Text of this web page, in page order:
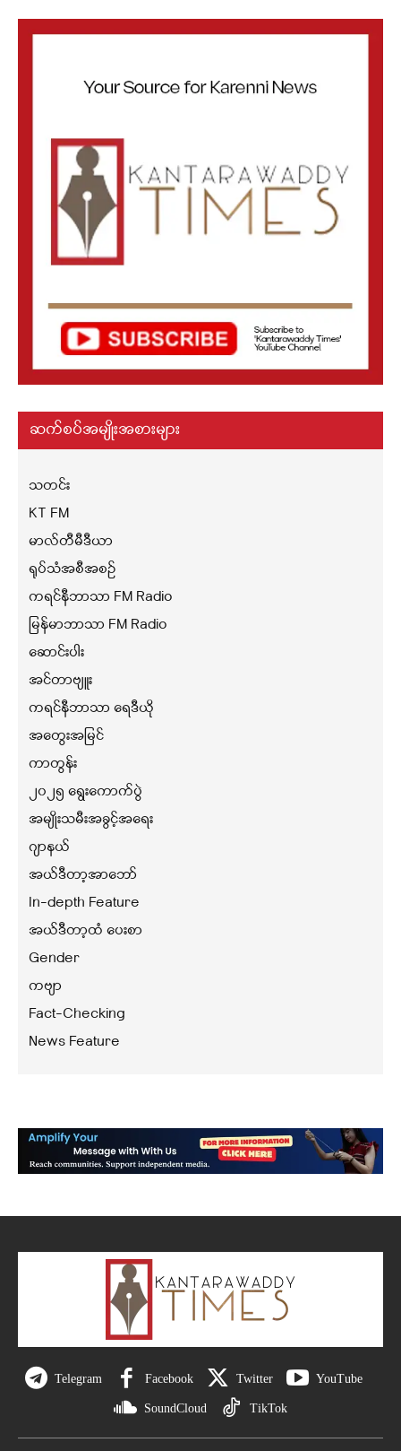
ဆက်စပ်အမျိုးအစားများ
သတင်း
KT FM
မာလ်တီမီဒီယာ
ရုပ်သံအစီအစဉ်
ကရင်နီဘာသာ FM Radio
မြန်မာဘာသာ FM Radio
ဆောင်းပါး
အင်တာဗျူး
ကရင်နီဘာသာ ရေဒီယို
အတွေးအမြင်
ကာတွန်း
၂၀၂၅ ရွေးကောက်ပွဲ
အမျိုးသမီးအခွင့်အရေး
ဂျာနယ်
အယ်ဒီတာ့အာဘော်
In-depth Feature
အယ်ဒီတာ့ထံ ပေးစာ
Gender
ကဗျာ
Fact-Checking
News Feature
Telegram Facebook Twitter YouTube
SoundCloud TikTok